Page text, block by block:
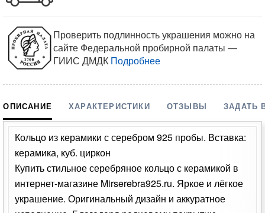
Проверить подлинность украшения можно на
сайте Федеральной пробирной палаты —
ГИИС ДМДК Подробнее
ОПИСАНИЕ ХАРАКТЕРИСТИКИ ОТЗЫВЫ ЗАДАТЬ
Кольцо из керамики с серебром 925 пробы. Вставка:
керамика, куб. циркон
Купить стильное серебряное кольцо с керамикой в
интернет-магазине Mirserebra925.ru. Яркое и лёгкое
украшение. Оригинальный дизайн и аккуратное